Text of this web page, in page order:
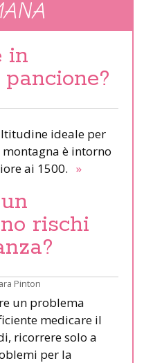
in
ideale per
montagna è intorno
ai 1500. »
rischi
Pinton
un problema
medicare il
ricorrere solo a
per la